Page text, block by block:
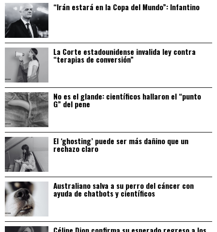
“Irán estará en la Copa del Mundo”: Infantino
La Corte estadounidense invalida ley contra
“terapias de conversión”
No es el glande: científicos hallaron el “punto
G” del pene
El ‘ghosting’ puede ser más dañino que un
rechazo claro
Australiano salva a su perro del cáncer con
ayuda de chatbots y científicos